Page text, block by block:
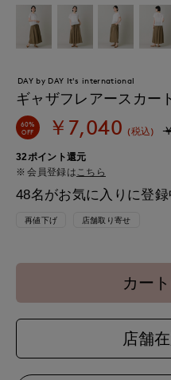
DAY by DAY It's international
ギャザフレアースカー
60%
OFF
￥7,040 (税込)
32ポイント還元
会員登録は こちら
48名がお気に入りに登録
再値下げ 店舗取り寄せ
カー
店舗